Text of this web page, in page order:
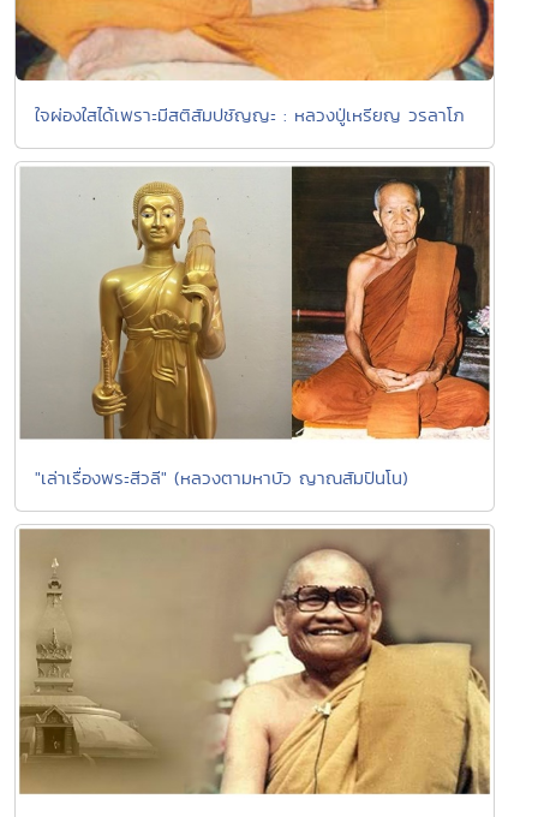
ใจผ่องใสได้เพราะมีสติสัมปชัญญะ : หลวงปู่เหรียญ วรลาโภ
"เล่าเรื่องพระสีวลี" (หลวงตามหาบัว ญาณสัมปันโน)